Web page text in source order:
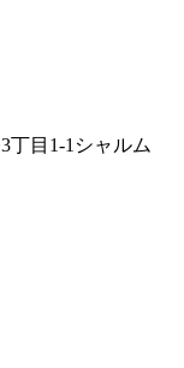
丁目1-1シャルム